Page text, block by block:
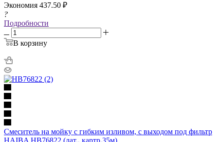
Экономия 437.50 ₽
?
Подробности
В корзину
Смеситель на мойку с гибким изливом, с выходом под фильтр
HAIBA HB76822 (лат., картр.35м)